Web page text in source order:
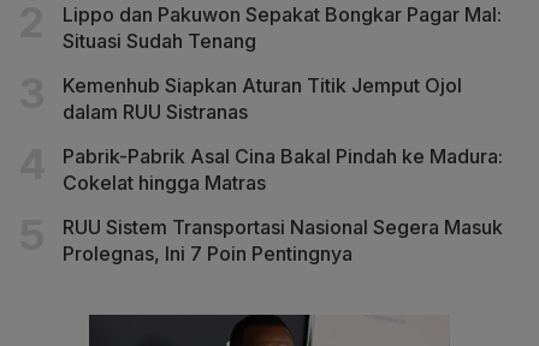
Lippo dan Pakuwon Sepakat Bongkar Pagar Mal:
Situasi Sudah Tenang
Kemenhub Siapkan Aturan Titik Jemput Ojol
dalam RUU Sistranas
Pabrik-Pabrik Asal Cina Bakal Pindah ke Madura:
Cokelat hingga Matras
RUU Sistem Transportasi Nasional Segera Masuk
Prolegnas, Ini 7 Poin Pentingnya